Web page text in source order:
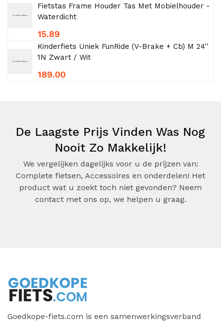
Fietstas Frame Houder Tas Met Mobielhouder -
Waterdicht
15.89
Kinderfiets Uniek FunRide (V-Brake + Cb) M 24''
1N Zwart / Wit
189.00
De Laagste Prijs Vinden Was Nog
Nooit Zo Makkelijk!
We vergelijken dagelijks voor u de prijzen van:
Complete fietsen, Accessoires en onderdelen! Het
product wat u zoekt toch niet gevonden? Neem
contact met ons op, we helpen u graag.
Goedkope-fiets.com is een samenwerkingsverband